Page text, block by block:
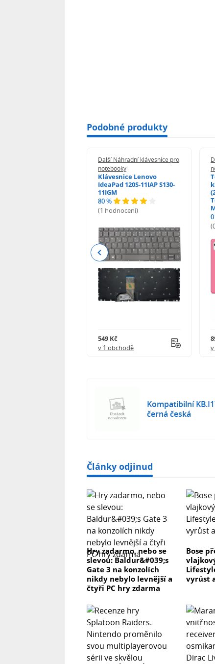
Podobné produkty
Další Náhradní klávesnice pro
notebooky
Klávesnice Lenovo
IdeaPad 120S-11IAP S130-
11IGM
80 %
(1 hodnocení)
549 Kč
v 1 obchodě
Previous
Kompatibilní
černá česká
Články odjinud
Hry zadarmo, nebo se
slevou: Baldur&#039;s
Gate 3 na konzolích
nikdy nebylo levnější a
čtyři PC hry zdarma
Bose
vyrůst